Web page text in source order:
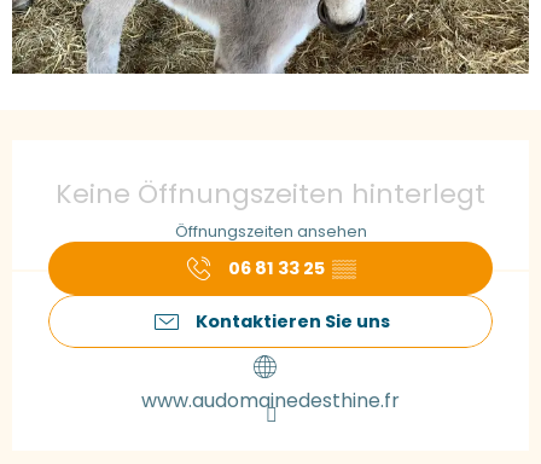
Keine Öffnungszeiten hinterlegt
Öffnungszeiten ansehen
06 81 33 25 ▒▒
Kontaktieren Sie uns
www.audomainedesthine.fr